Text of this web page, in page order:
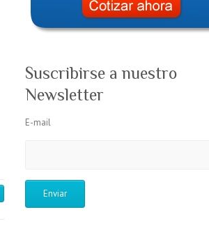
Suscribirse a nuestro
Newsletter
E-mail